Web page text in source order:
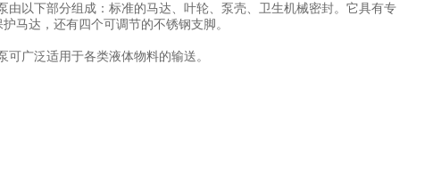
以下部分组成：标准的马达、叶轮、泵壳、卫生机械密封。它具有专
马达，还有四个可调节的不锈钢支脚。
广泛适用于各类液体物料的输送。